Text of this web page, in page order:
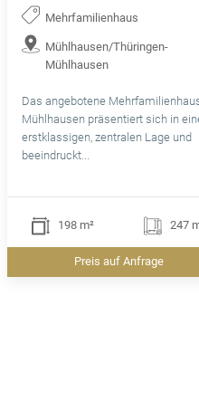
Mehrfamilienhaus
Mühlhausen/Thüringen-
Mühlhausen
Das angebotene
Mühlhausen präsentiert sich in
erstklassigen, zentralen Lage und
beeindruckt...
198 m² 247
Preis auf Anfrage